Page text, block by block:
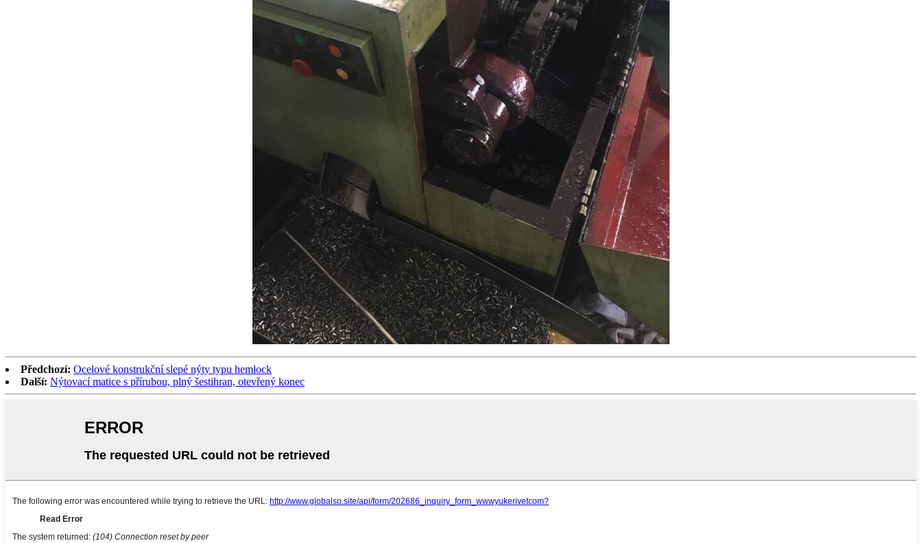
Předchozí: Ocelové konstrukční slepé nýty typu hemlock
Další: Nýtovací matice s přírubou, plný šestihran, otevřený konec